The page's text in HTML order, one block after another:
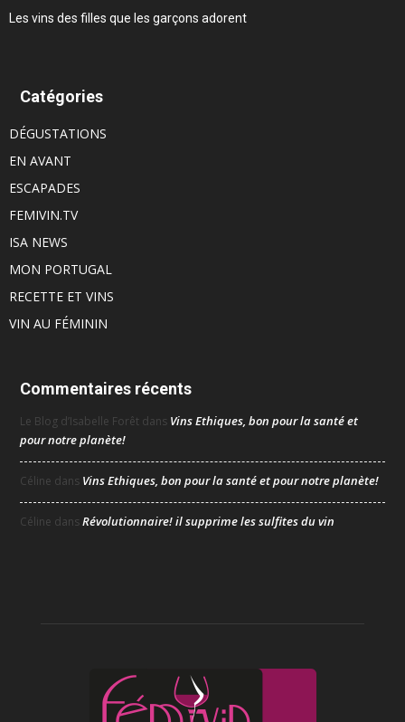
Les vins des filles que les garçons adorent
Catégories
DÉGUSTATIONS
EN AVANT
ESCAPADES
FEMIVIN.TV
ISA NEWS
MON PORTUGAL
RECETTE ET VINS
VIN AU FÉMININ
Commentaires récents
Le Blog d’Isabelle Forêt dans Vins Ethiques, bon pour la santé et
pour notre planète!
Céline dans Vins Ethiques, bon pour la santé et pour notre planète!
Céline dansRévolutionnaire! il supprime les sulfites du vin